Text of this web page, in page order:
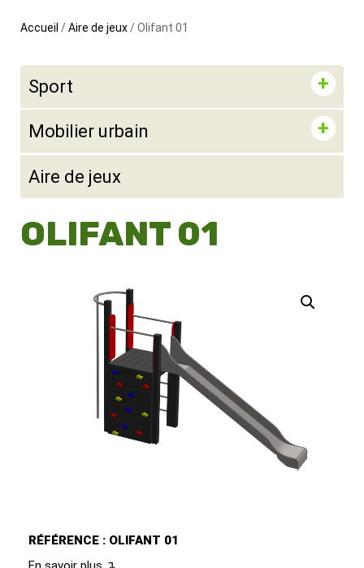
Accueil /Aire de jeux/ Olifant 01
Sport
Mobilier urbain
Aire de jeux
OLIFANT 01
RÉFÉRENCE : OLIFANT 01